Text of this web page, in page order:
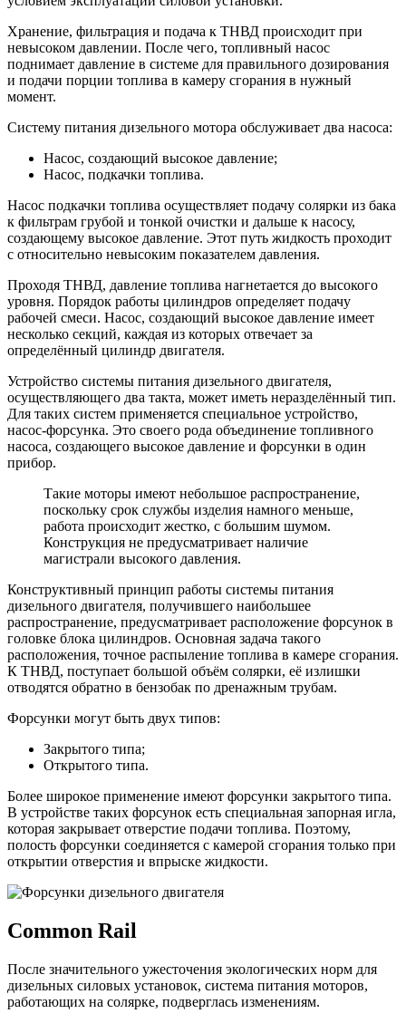
Хранение, фильтрация и подача к ТНВД происходит при
невысоком давлении. После чего, топливный насос
поднимает давление в системе для правильного дозирования
и подачи порции топлива в камеру сгорания в нужный
момент.
Систему питания дизельного мотора обслуживает два насоса:
Насос, создающий высокое давление;
Насос, подкачки топлива.
Насос подкачки топлива осуществляет подачу солярки из бака
к фильтрам грубой и тонкой очистки и дальше к насосу,
создающему высокое давление. Этот путь жидкость проходит
с относительно невысоким показателем давления.
Проходя ТНВД, давление топлива нагнетается до высокого
уровня. Порядок работы цилиндров определяет подачу
рабочей смеси. Насос, создающий высокое давление имеет
несколько секций, каждая из которых отвечает за
определённый цилиндр двигателя.
Устройство системы питания дизельного двигателя,
осуществляющего два такта, может иметь неразделённый тип.
Для таких систем применяется специальное устройство,
насос-форсунка. Это своего рода объединение топливного
насоса, создающего высокое давление и форсунки в один
прибор.
Такие моторы имеют небольшое распространение,
поскольку срок службы изделия намного меньше,
работа происходит жестко, с большим шумом.
Конструкция не предусматривает наличие
магистрали высокого давления.
Конструктивный принцип работы системы питания
дизельного двигателя, получившего наибольшее
распространение, предусматривает расположение форсунок в
головке блока цилиндров. Основная задача такого
расположения, точное распыление топлива в камере сгорания.
К ТНВД, поступает большой объём солярки, её излишки
отводятся обратно в бензобак по дренажным трубам.
Форсунки могут быть двух типов:
Закрытого типа;
Открытого типа.
Более широкое применение имеют форсунки закрытого типа.
В устройстве таких форсунок есть специальная запорная игла,
которая закрывает отверстие подачи топлива. Поэтому,
полость форсунки соединяется с камерой сгорания только при
открытии отверстия и впрыске жидкости.
Common Rail
После значительного ужесточения экологических норм для
дизельных силовых установок, система питания моторов,
работающих на солярке, подверглась изменениям.